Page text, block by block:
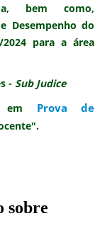
bem como,
Desempenho do
para a área
- Sub Judice
em Prova de
sobre